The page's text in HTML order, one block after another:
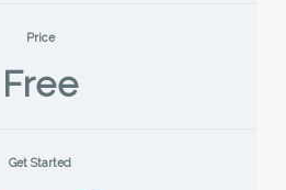
Price
Free
Get Started